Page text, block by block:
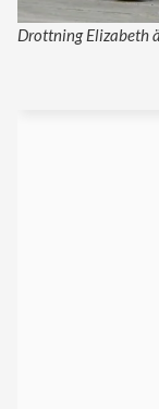
Drottning Elizabeth